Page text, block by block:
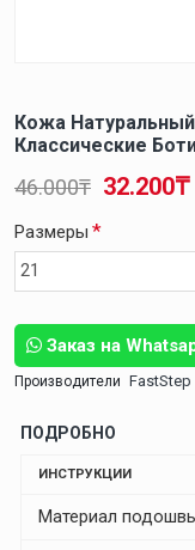
Кожа
Классические
Заказ на
Производители FastStep
32.200₸
46.000₸
Размеры
ПОДРОБНО
ИНСТРУКЦИИ
Материал